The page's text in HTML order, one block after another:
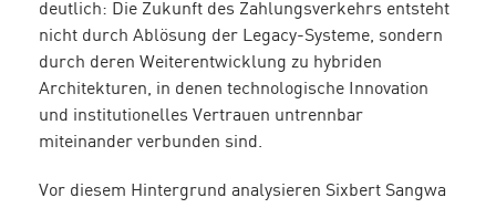
deutlich: Die Zukunft des Zahlungsverkehrs entsteht
nicht durch Ablösung der Legacy-Systeme, sondern
durch deren Weiterentwicklung zu hybriden
Architekturen, in denen technologische Innovation
und institutionelles Vertrauen untrennbar
miteinander verbunden sind.
Vor diesem Hintergrund analysieren Sixbert Sangwa